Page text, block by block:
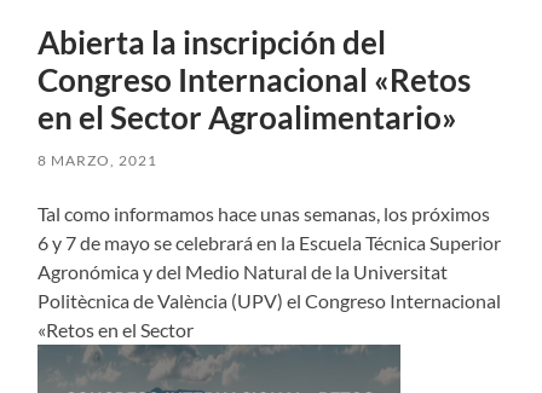
Abierta la inscripción del
Congreso Internacional «Retos
en el Sector Agroalimentario»
8 MARZO, 2021
Tal como informamos hace unas semanas, los próximos
6 y 7 de mayo se celebrará en la Escuela Técnica Superior
Agronómica y del Medio Natural de la Universitat
Politècnica de València (UPV) el Congreso Internacional
«Retos en el Sector